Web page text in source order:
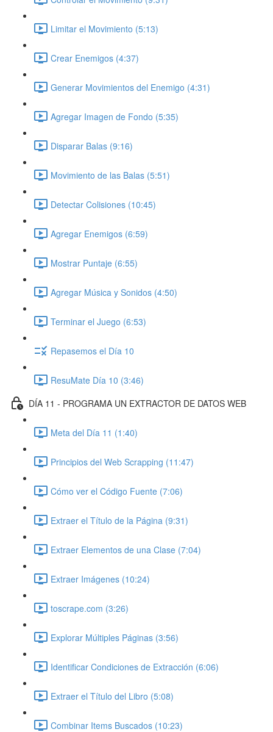
Limitar el Movimiento (5:13)
Crear Enemigos (4:37)
Generar Movimientos del Enemigo (4:31)
Agregar Imagen de Fondo (5:35)
Disparar Balas (9:16)
Movimiento de las Balas (5:51)
Detectar Colisiones (10:45)
Agregar Enemigos (6:59)
Mostrar Puntaje (6:55)
Agregar Música y Sonidos (4:50)
Terminar el Juego (6:53)
Repasemos el Día 10
ResuMate Día 10 (3:46)
DÍA 11 - PROGRAMA UN EXTRACTOR DE DATOS WEB
Meta del Día 11 (1:40)
Principios del Web Scrapping (11:47)
Cómo ver el Código Fuente (7:06)
Extraer el Título de la Página (9:31)
Extraer Elementos de una Clase (7:04)
Extraer Imágenes (10:24)
toscrape.com (3:26)
Explorar Múltiples Páginas (3:56)
Identificar Condiciones de Extracción (6:06)
Extraer el Título del Libro (5:08)
Combinar Items Buscados (10:23)